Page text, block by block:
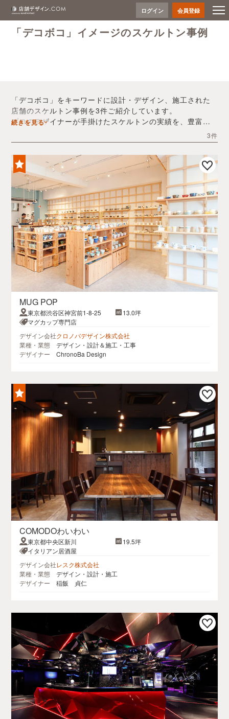
ログイン 会員登録
「デコボコ」イメージのスケルトン事例
「デコボコ」をキーワードに設計・デザイン、施工された
店舗のスケルトン事例を3件ご紹介しています。
プロのデザイナーが手掛けたスケルトンの実績を、豊富な
デザイン内装会社探しや費用感の把握など、「デコボコ」
の店舗イメージを固めるヒントとしてぜひお役立てくださ
い。
続きを見る
3件
MUG POP
東京都渋谷区神宮前1-8-25
13.0坪
マグカップ専門店
デザイン会社クロノバデザイン株式会社
業種・業態
デザイン・設計＆施工・工事
デザイナー
ChronoBa Design
COMODOわいわい
東京都中央区新川
19.5坪
イタリアン居酒屋
デザイン会社レスク株式会社
業種・業態
デザイン・設計・施工
デザイナー
稲飯 貞仁